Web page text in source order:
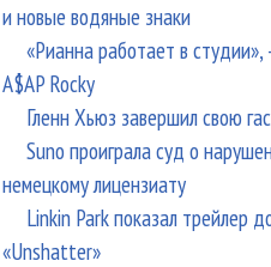
и новые водяные знаки
«Рианна работает в студии»,
A$AP Rocky
Гленн Хьюз завершил свою
Suno проиграла суд о
немецкому лицензиату
Linkin Park показал трейлер
«Unshatter»